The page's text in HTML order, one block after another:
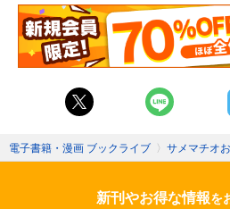
電子書籍・漫画 ブックライブ 〉 サメマチオ
新刊やお得な情報を